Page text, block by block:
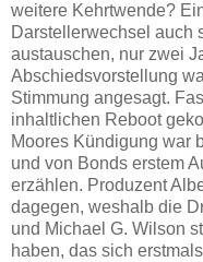
weitere Kehrtwende?
Darstellerwechsel auch
austauschen, nur zwei
Abschiedsvorstellung
Stimmung angesagt.
inhaltlichen Reboot
Moores Kündigung war
und von Bonds erstem
erzählen. Produzent
dagegen, weshalb die
und Michael G. Wilson
haben, das sich